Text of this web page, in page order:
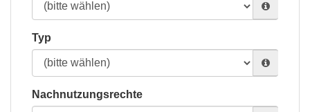
Typ
Nachnutzungsrechte